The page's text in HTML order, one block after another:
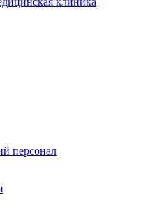
персонал